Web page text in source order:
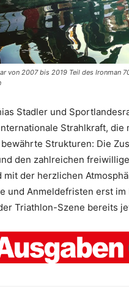
von 2007 bis 2019 Teil des Ironman
Stadler und
Strahlkraft, die
Strukturen: Die
den zahlreichen
mit der herzlichen
und Anmeldefristen erst
Triathlon-Szene bereits